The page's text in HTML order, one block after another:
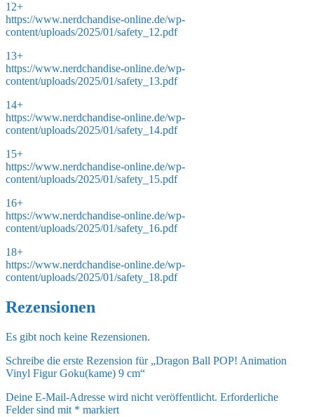
12+
https://www.nerdchandise-online.de/wp-
content/uploads/2025/01/safety_12.pdf
13+
https://www.nerdchandise-online.de/wp-
content/uploads/2025/01/safety_13.pdf
14+
https://www.nerdchandise-online.de/wp-
content/uploads/2025/01/safety_14.pdf
15+
https://www.nerdchandise-online.de/wp-
content/uploads/2025/01/safety_15.pdf
16+
https://www.nerdchandise-online.de/wp-
content/uploads/2025/01/safety_16.pdf
18+
https://www.nerdchandise-online.de/wp-
content/uploads/2025/01/safety_18.pdf
Rezensionen
Es gibt noch keine Rezensionen.
Schreibe die erste Rezension für „Dragon Ball POP! Animation
Vinyl Figur Goku(kame) 9 cm“
Deine E-Mail-Adresse wird nicht veröffentlicht. Erforderliche
Felder sind mit * markiert